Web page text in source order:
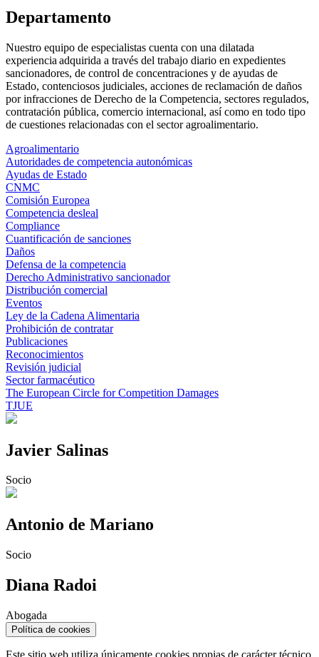
Departamento
Nuestro equipo de especialistas cuenta con una dilatada
experiencia adquirida a través del trabajo diario en expedientes
sancionadores, de control de concentraciones y de ayudas de
Estado, contenciosos judiciales, acciones de reclamación de daños
por infracciones de Derecho de la Competencia, sectores regulados,
contratación pública, comercio internacional, así como en todo tipo
de cuestiones relacionadas con el sector agroalimentario.
Agroalimentario
Autoridades de competencia autonómicas
Ayudas de Estado
CNMC
Comisión Europea
Competencia desleal
Compliance
Cuantificación de sanciones
Daños
Defensa de la competencia
Derecho Administrativo sancionador
Distribución comercial
Eventos
Ley de la Cadena Alimentaria
Prohibición de contratar
Publicaciones
Reconocimientos
Revisión judicial
Sector farmacéutico
The European Circle for Competition Damages
TJUE
Javier Salinas
Socio
Antonio de Mariano
Socio
Diana Radoi
Abogada
Política de cookies
Este sitio web utiliza únicamente cookies propias de carácter técnico